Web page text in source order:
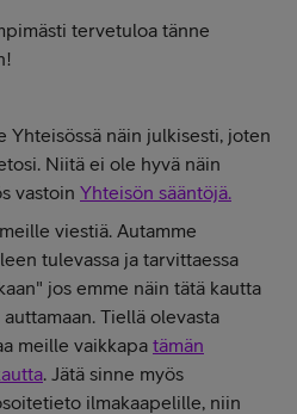
tervetuloa tänne
Yhteisössä näin julkisesti, joten
Niitä ei ole hyvä näin
vastoin Yhteisön sääntöjä.
viestiä. Autamme
tulevassa ja tarvittaessa
jos emme näin tätä kautta
Tiellä olevasta
meille vaikkapa tämän
. Jätä sinne myös
ilmakaapelille, niin